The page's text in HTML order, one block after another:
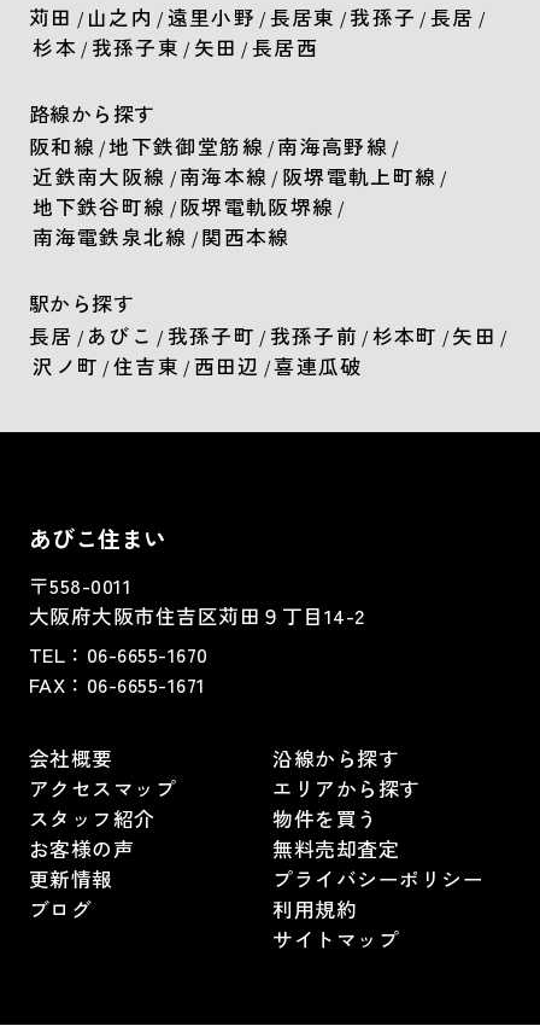
苅田 / 山之内 / 遠里小野 / 長居東 / 我孫子 / 長居 /
杉本 / 我孫子東 / 矢田 / 長居西
路線から探す
阪和線 /地下鉄御堂筋線 /南海高野線 /
近鉄南大阪線 /南海本線 / 阪堺電軌上町線 /
地下鉄谷町線 / 阪堺電軌阪堺線 /
南海電鉄泉北線 / 関西本線
駅から探す
長居 / あびこ / 我孫子町 / 我孫子前 / 杉本町 / 矢田 /
沢ノ町 / 住吉東 / 西田辺 /喜連瓜破
あびこ住まい
〒558-0011
大阪府大阪市住吉区苅田９丁目14-2
TEL： 06-6655-1670
FAX： 06-6655-1671
会社概要
アクセスマップ
スタッフ紹介
お客様の声
更新情報
ブログ
沿線から探す
エリアから探す
物件を買う
無料売却査定
プライバシーポリシー
利用規約
サイトマップ